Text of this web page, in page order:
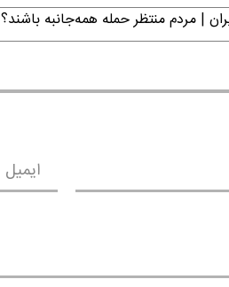
| مردم منتظر حمله همه‌جانبه باشند؟
ایمیل